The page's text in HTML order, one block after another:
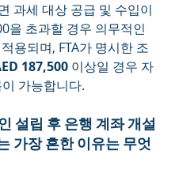
과세 대상 공급 및 수입이
을 초과할 경우 의무적인
용되며, FTA가 명시한 조
187,500 이상일 경우 자
가능합니다.
설립 후 은행 계좌 개설
가장 흔한 이유는 무엇